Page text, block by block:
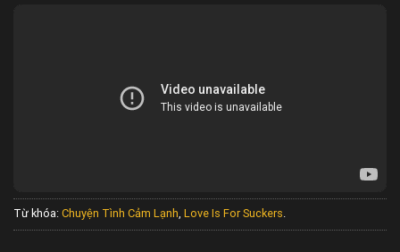
Từ khóa: Chuyện Tình Cảm Lạnh, Love Is For Suckers.